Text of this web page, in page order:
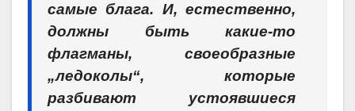
самые блага. И, естественно,
должны быть какие-то
флагманы, своеобразные
„ледоколы“, которые
разбивают устоявшиеся